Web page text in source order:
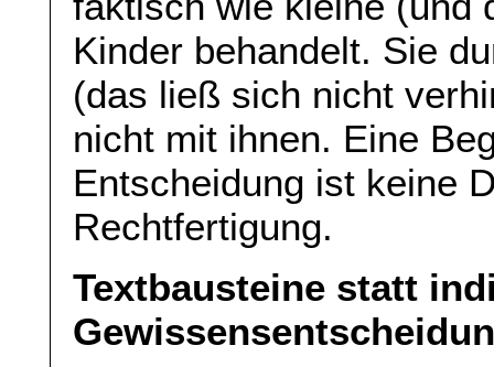
Kinder behandelt. Sie
(das ließ sich nicht
nicht mit ihnen. Eine
Entscheidung ist keine
Rechtfertigung.
Textbausteine statt